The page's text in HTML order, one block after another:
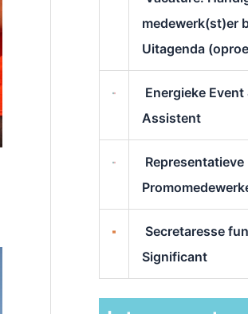
medewerk(st)er
Uitagenda
Energieke
Assistent
Secretaresse
Significant